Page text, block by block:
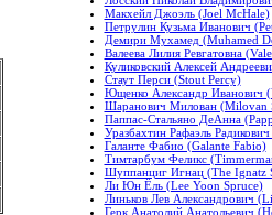
Макхейл Джоэль (Joel McHale)
Петрулин Кузьма Иванович
Демири Мухамед (Muhamed
Валеева Лилия Ревгатовна
Куликовский Алексей
Стаут Перси (Stout Percy)
Ющенко Александр Иванович
Шаранович Милован (Milovan
Паппас-Стальяно ДеАнна
Уразбахтин Рафаэль
Галанте Фабио (Galante Fabio)
Тимтарбум Феликс
Шуппанциг Игнац (The Ignatz
Ли Юн Ёль (Lee Yoon Spruce)
Линьков Лев Александрович
Герк Анатолий Анатольевич